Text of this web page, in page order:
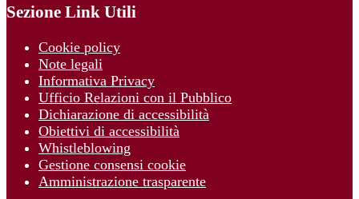
Sezione Link Utili
Cookie policy
Note legali
Informativa Privacy
Ufficio Relazioni con il Pubblico
Dichiarazione di accessibilità
Obiettivi di accessibilità
Whistleblowing
Gestione consensi cookie
Amministrazione trasparente